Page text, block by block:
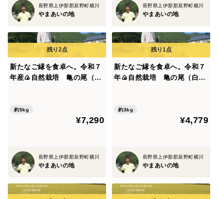
私たちは、自然と共に歩みながら地域創生を目指して
います。江戸時代から受け継がれてきた知恵を学び、未
と考えています。
◇大自然に感謝！「使わないこだわり」のお米づくり
ここ、江戸時代を思わせる小さな里山で、私たちのお
を信じて育てる。そんな“使わないことへのこだわ
り”が、美味しさの秘密です。
口に入れた瞬間、ふんわりと広がる懐かしい味わい。
まるで昔ながらの田舎の土間で過ごすような、ほっと心
をお届けします。
長野県上伊那郡辰野町横川
やまあいの地
長野県上伊那郡辰野町横川
やまあいの地
新たなご縁を食卓へ。令和７
年産🍙自然栽培 亀の尾（白
もに不使用！
約5kg
¥7,290
長野県上伊那郡辰野町横川
やまあいの地
新たなご縁を食卓へ。令和７
年🍙自然栽培 亀の尾（白米
に不使用！
約3kg
¥4,779
長野県上伊那郡辰野町横川
やまあいの地